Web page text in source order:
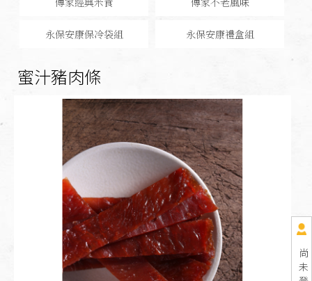
尚
未
永保安康保冷袋組 永保安康禮盒組
蜜汁豬肉條